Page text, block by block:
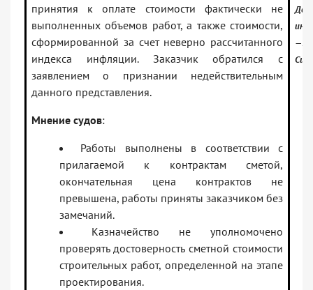
принятия к оплате стоимости фактически не
выполненных объемов работ, а также стоимости,
сформированной за счет неверно рассчитанного
индекса инфляции. Заказчик обратился с
заявлением о признании недействительным
данного представления.
Мнение судов:
Работы выполнены в соответствии с
прилагаемой к контрактам сметой,
окончательная цена контрактов не
превышена, работы приняты заказчиком без
замечаний.
Казначейство не уполномочено
проверять достоверность сметной стоимости
строительных работ, определенной на этапе
проектирования.
—